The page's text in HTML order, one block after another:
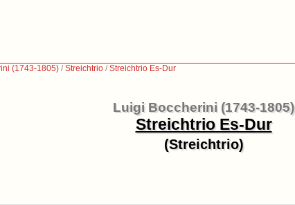
(1743-1805) /Streichtrio /Streichtrio Es-Dur
Luigi Boccherini (1743-1805)
Streichtrio Es-Dur
(Streichtrio)